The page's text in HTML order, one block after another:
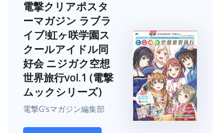
電撃クリアポスタ
ーマガジン ラブラ
イブ!虹ヶ咲学園ス
クールアイドル同
好会 ニジガク空想
世界旅行vol.1 (電撃
ムックシリーズ)
電撃G’sマガジン編集部